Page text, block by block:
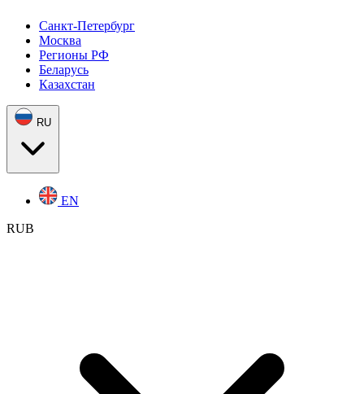
Санкт-Петербург
Москва
Регионы РФ
Беларусь
Казахстан
RU
EN
RUB